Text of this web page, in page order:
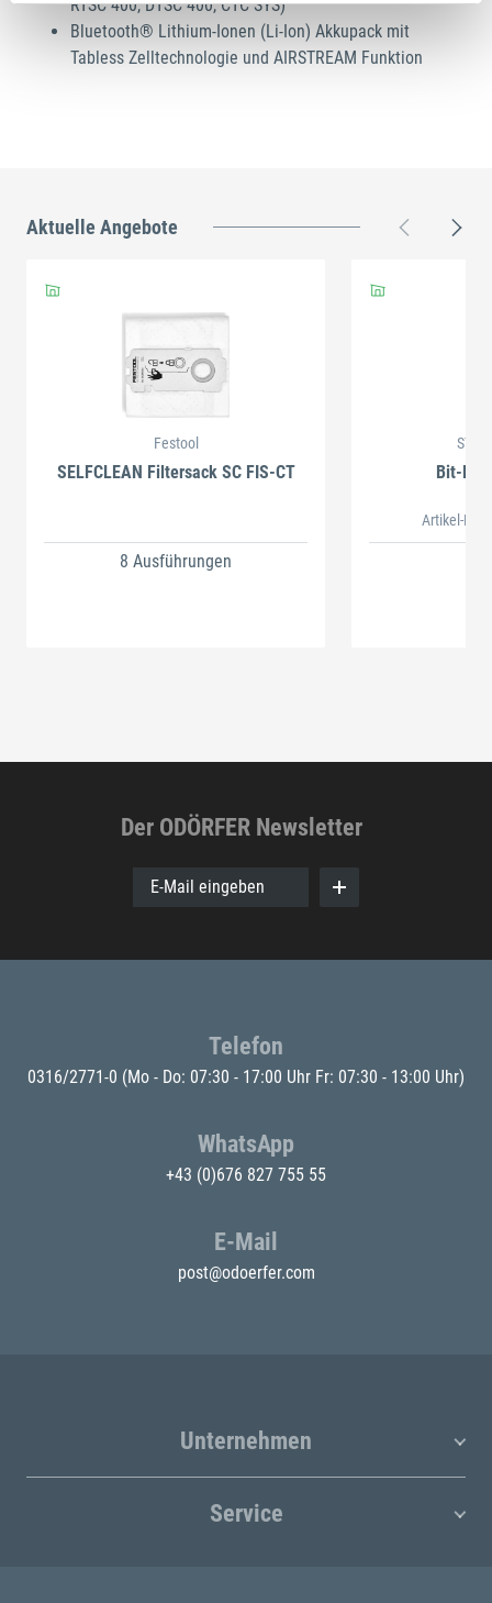
RTSC 400, DTSC 400, CTC SYS)
Bluetooth® Lithium-Ionen (Li-Ion) Akkupack mit
Tabless Zelltechnologie und AIRSTREAM Funktion
Aktuelle Angebote
Festool
SELFCLEAN Filtersack SC FIS-CT
8 Ausführungen
Bit-
Artikel-Nr.
Der ODÖRFER Newsletter
E-Mail eingeben
Telefon
0316/2771-0 (Mo - Do: 07:30 - 17:00 Uhr Fr: 07:30 - 13:00 Uhr)
WhatsApp
+43 (0)676 827 755 55
E-Mail
post@odoerfer.com
Unternehmen
Service